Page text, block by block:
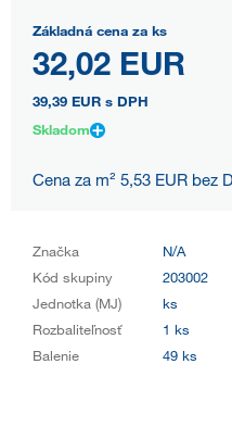
Základná cena za ks
32,02 EUR
39,39 EUR s DPH
Skladom
Cena za m² 5,53 EUR bez
Značka
N/A
Kód skupiny
203002
Jednotka (MJ)
ks
Rozbaliteľnosť
1 ks
Balenie
49 ks